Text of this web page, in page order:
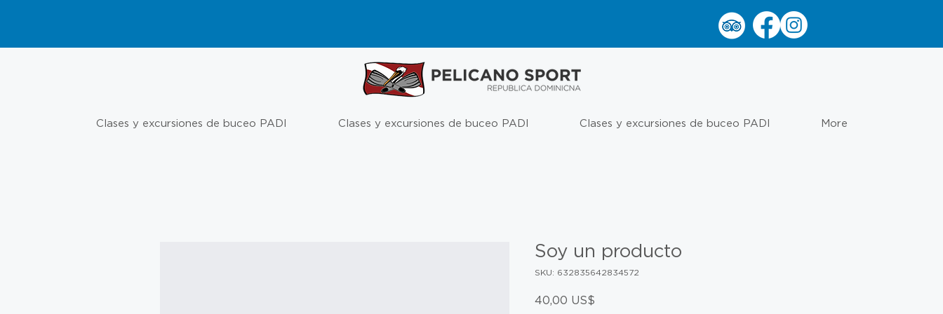
Clases y excursiones de buceo PADI Clases y excursiones de buceo PADI Clases y excursiones de buceo PADI More
Soy un producto
SKU: 632835642834572
40,00 US$